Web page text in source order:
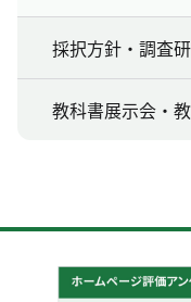
採択方針・調査
教科書展示会・